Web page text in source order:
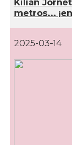
Kilian
metros...
2025-03-14